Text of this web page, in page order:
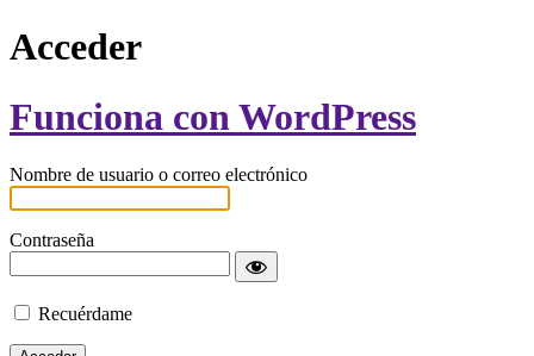
Acceder
Funciona con WordPress
Nombre de usuario o correo electrónico
Contraseña
Recuérdame